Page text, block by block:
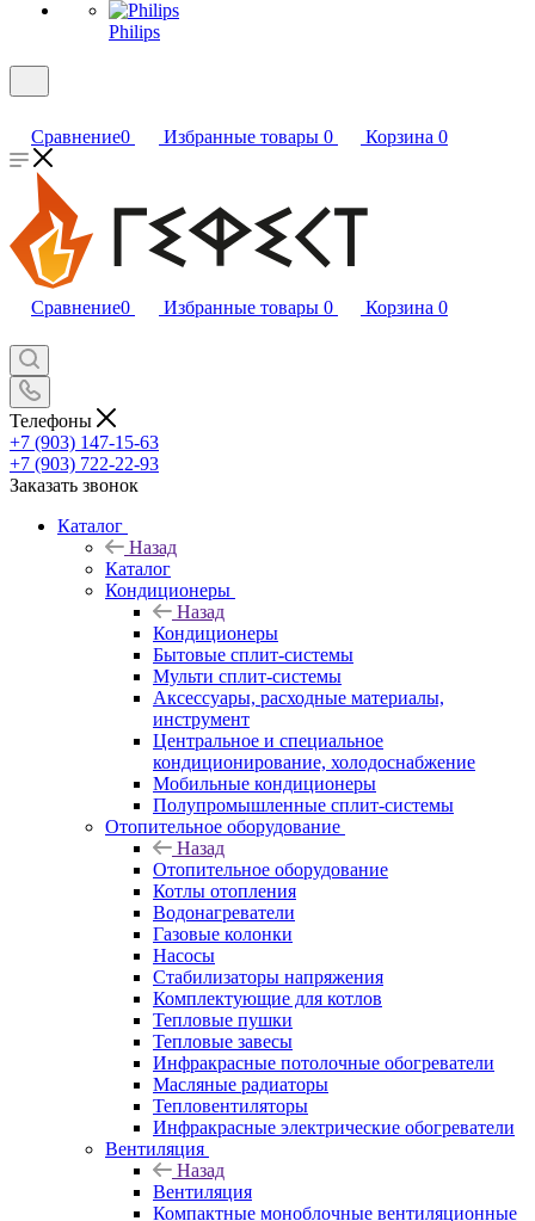
Philips
Сравнение0 Избранные товары 0 Корзина 0
Сравнение0 Избранные товары 0 Корзина 0
Телефоны
+7 (903) 147-15-63
+7 (903) 722-22-93
Заказать звонок
Каталог
Назад
Каталог
Кондиционеры
Назад
Кондиционеры
Бытовые сплит-системы
Мульти сплит-системы
Аксессуары, расходные материалы,
инструмент
Центральное и специальное
кондиционирование, холодоснабжение
Мобильные кондиционеры
Полупромышленные сплит-системы
Отопительное оборудование
Назад
Отопительное оборудование
Котлы отопления
Водонагреватели
Газовые колонки
Насосы
Стабилизаторы напряжения
Комплектующие для котлов
Тепловые пушки
Тепловые завесы
Инфракрасные потолочные обогреватели
Масляные радиаторы
Тепловентиляторы
Инфракрасные электрические обогреватели
Вентиляция
Назад
Вентиляция
Компактные моноблочные вентиляционные